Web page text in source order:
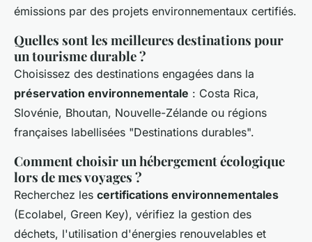
émissions par des projets environnementaux certifiés.
Quelles sont les meilleures destinations pour
un tourisme durable ?
Choisissez des destinations engagées dans la
préservation environnementale : Costa Rica,
Slovénie, Bhoutan, Nouvelle-Zélande ou régions
françaises labellisées "Destinations durables".
Comment choisir un hébergement écologique
lors de mes voyages ?
Recherchez les certifications environnementales
(Ecolabel, Green Key), vérifiez la gestion des
déchets, l'utilisation d'énergies renouvelables et